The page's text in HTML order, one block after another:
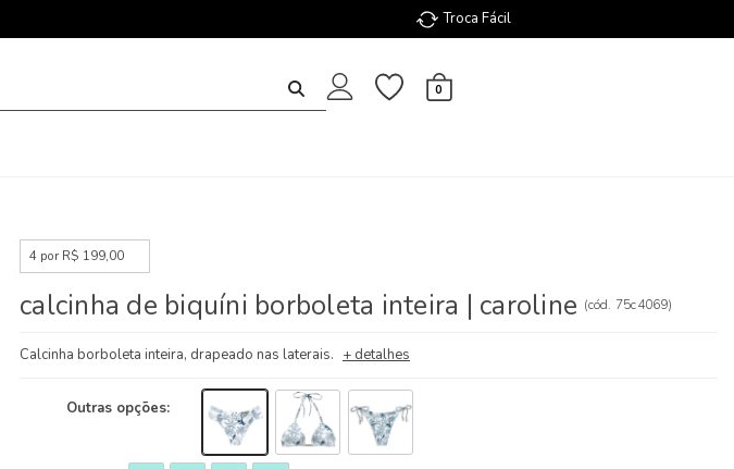
Troca Fácil
0
4 por R$ 199,00
calcinha de biquíni borboleta inteira | caroline (cód. 75c4069)
Calcinha borboleta inteira, drapeado nas laterais. + detalhes
Outras opções: